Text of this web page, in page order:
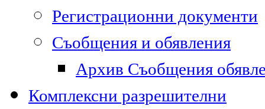
Регистрационни документи
Съобщения и обявления
Архив Съобщения
Комплексни разрешителни